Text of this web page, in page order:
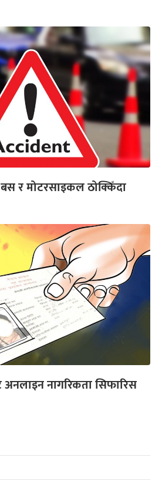
र मोटरसाइकल ठोक्किँदा
अनलाइन नागरिकता सिफारिस